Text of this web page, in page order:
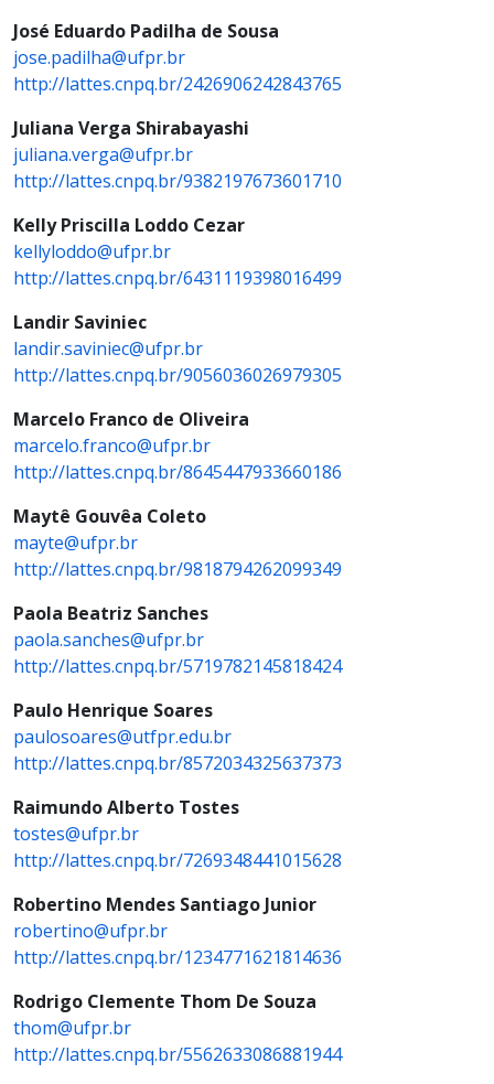
José Eduardo Padilha de Sousa
jose.padilha@ufpr.br
http://lattes.cnpq.br/2426906242843765
Juliana Verga Shirabayashi
juliana.verga@ufpr.br
http://lattes.cnpq.br/9382197673601710
Kelly Priscilla Loddo Cezar
kellyloddo@ufpr.br
http://lattes.cnpq.br/6431119398016499
Landir Saviniec
landir.saviniec@ufpr.br
http://lattes.cnpq.br/9056036026979305
Marcelo Franco de Oliveira
marcelo.franco@ufpr.br
http://lattes.cnpq.br/8645447933660186
Maytê Gouvêa Coleto
mayte@ufpr.br
http://lattes.cnpq.br/9818794262099349
Paola Beatriz Sanches
paola.sanches@ufpr.br
http://lattes.cnpq.br/5719782145818424
Paulo Henrique Soares
paulosoares@utfpr.edu.br
http://lattes.cnpq.br/8572034325637373
Raimundo Alberto Tostes
tostes@ufpr.br
http://lattes.cnpq.br/7269348441015628
Robertino Mendes Santiago Junior
robertino@ufpr.br
http://lattes.cnpq.br/1234771621814636
Rodrigo Clemente Thom De Souza
thom@ufpr.br
http://lattes.cnpq.br/5562633086881944